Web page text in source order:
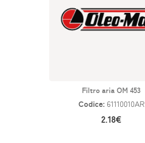
Filtro aria OM 453
Codice: 61110010AR
2.18€